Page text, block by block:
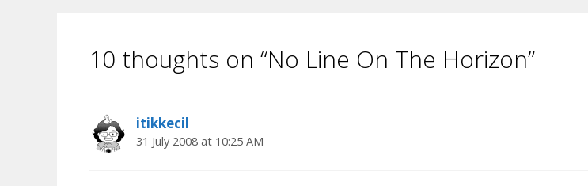
10 thoughts on “No Line On The Horizon”
itikkecil
31 July 2008 at 10:25 AM